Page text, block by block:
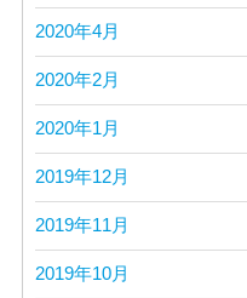
2020年4月
2020年2月
2020年1月
2019年12月
2019年11月
2019年10月